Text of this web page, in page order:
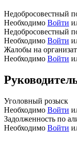
Недобросовестный
Необходимо Войти
Недобросовестный
Необходимо Войти
Жалобы на
Необходимо Войти
Уголовный розыск
Необходимо Войти
Задолженность по
Необходимо Войти